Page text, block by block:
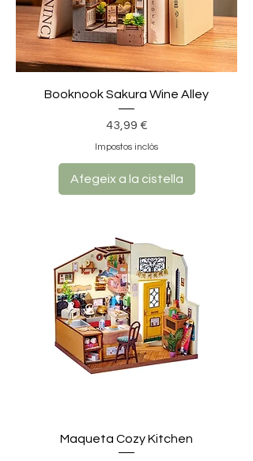
Booknook Sakura Wine Alley
Preu
43,99 €
Impostos inclòs
Afegeix a la cistella
Maqueta Cozy Kitchen